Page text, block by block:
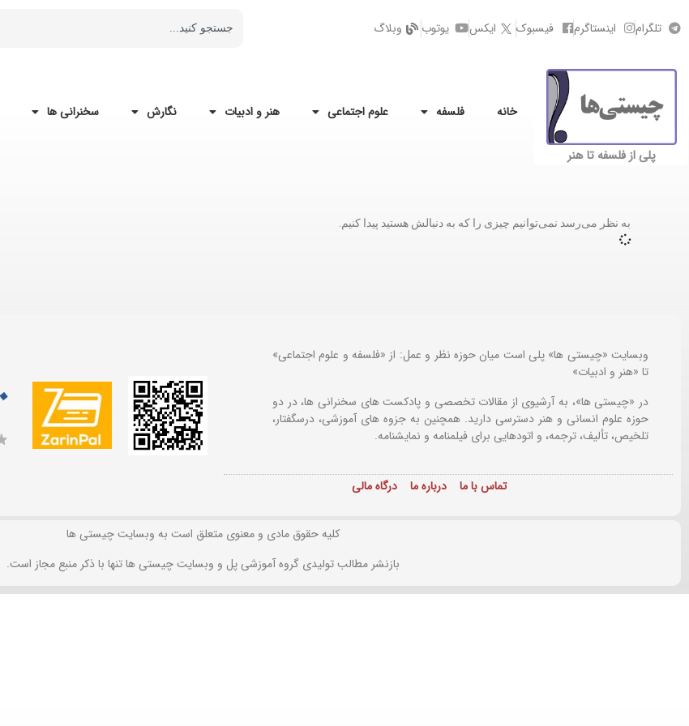
تلگرام اینستاگرم فیسبوک ایکس یوتوب وبلاگ
پلی از فلسفه تا هنر
خانه فلسفه علوم اجتماعی هنر و ادبیات نگارش سخنرانی ها
به نظر می‌رسد نمی‌توانیم چیزی را که به دنبالش هستید پیدا کنیم.
وبسایت «چیستی ها» پلی است میان حوزه نظر و عمل: از «فلسفه و علوم اجتماعی»
تا «هنر و ادبیات»
در «چیستی ها»، به آرشیوی از مقالات تخصصی و پادکست های سخنرانی ها، در دو
حوزه علوم انسانی و هنر دسترسی دارید. همچنین به جزوه های آموزشی، درسگفتار،
تلخیص، تألیف، ترجمه، و اتودهایی برای فیلمنامه و نمایشنامه.
تماس با ما درباره ما درگاه مالی
کلیه حقوق مادی و معنوی متعلق است به وبسایت چیستی ها
بازنشر مطالب تولیدی گروه آموزشی پل و وبسایت چیستی ها تنها با ذکر منبع مجاز است.